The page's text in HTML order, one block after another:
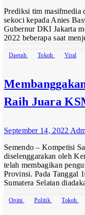
Prediksi tim masifmedia
sekoci kepada Anies
Gubernur DKI Jakarta
2022 beberapa saat
Daerah Tokoh Viral
Raih Juara
September 14, 2022
Semendo – Kompetisi
diselenggarakan oleh
telah membagikan
Provinsi. Pada Tanggal
Sumatera Selatan
Opini Politik Tokoh